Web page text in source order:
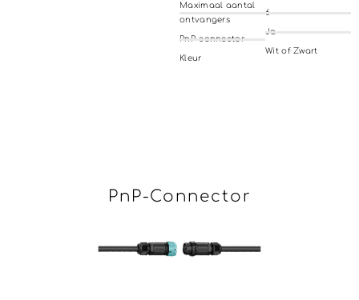
6
Ja
Wit of Zwart
Maximaal aantal
ontvangers
PnP-connector
Kleur
PnP-Connector